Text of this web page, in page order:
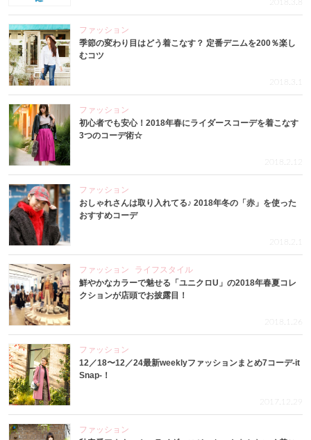
2018.3.8
ファッション
季節の変わり目はどう着こなす？ 定番デニムを200％楽し
むコツ
2018.3.1
ファッション
初心者でも安心！2018年春にライダースコーデを着こなす
3つのコーデ術☆
2018.2.12
ファッション
おしゃれさんは取り入れてる♪ 2018年冬の「赤」を使った
おすすめコーデ
2018.2.1
ファッション
ライフスタイル
鮮やかなカラーで魅せる「ユニクロU」の2018年春夏コレ
クションが店頭でお披露目！
2018.1.26
ファッション
12／18〜12／24最新weeklyファッションまとめ7コーデ-it
Snap-！
2017.12.29
ファッション